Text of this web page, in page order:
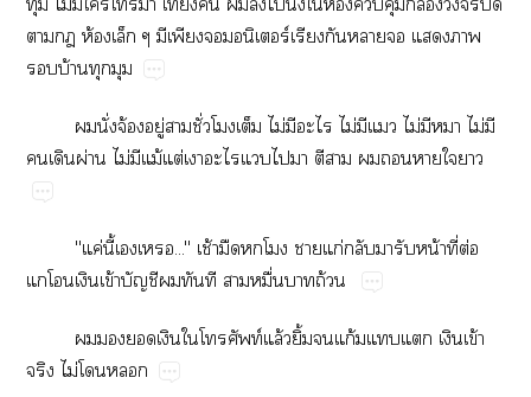
​​ห้​​​​​​​ร์​​​​​​​
​บ้​​
​ั่​จ้​ู่​​ั่​​​ไม่​​​ไม่​​​ไม่​​​ไม่​​
​​ผ่​ไม่​​ม้​ต่​​​​​​​​​​​​
"ค่​ี้​​..."​ช้​​​​​ก่​​​​น้​ี่​ต่​
​​​ข้​​​​​​ื่​​ถ้
​​​​​ท์​ล้​ิ้​​ก้​​​​ข้​
​ไม่​​